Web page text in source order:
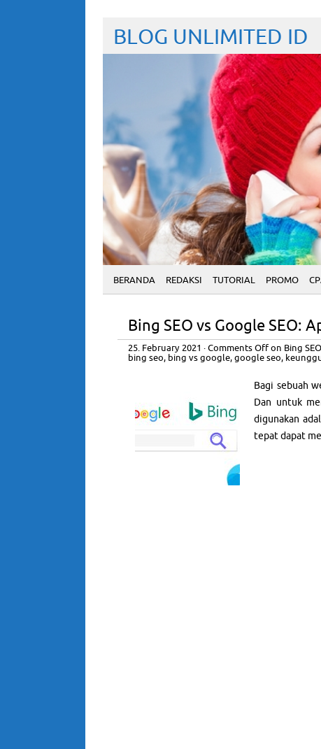
BLOG UNLIMITED ID
BERANDA REDAKSI TUTORIAL PROMO
Bing SEO vs Google SEO:
25. February 2021 · Comments Off on Bing
bing seo, bing vs google, google seo,
Bagi sebuah
Dan untuk
digunakan
tepat dapat